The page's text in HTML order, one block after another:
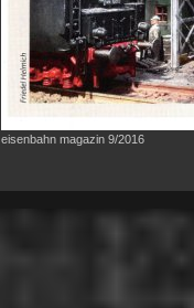
eisenbahn magazin 9/2016